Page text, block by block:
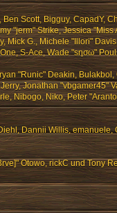
Scott, Bigguy, CapadY,
"jerm" Strike, Jessica
Mick G., Michele "Illori"
S-Ace, Wade "sησω"
"Runic" Deakin,
Jonathan "vbgamer45"
Nibogo, Niko, Peter
Dannii Willis, emanuele,
Otowo, rickC und Tony